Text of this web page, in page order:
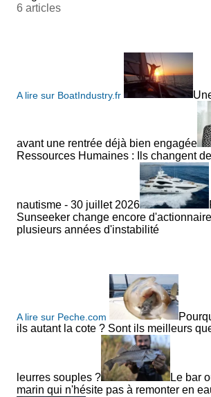
Types : Régates
Du 29 juillet au 3 août 2025
Lieu : Douarnenez
Entre régates en rade de Brest et
Du 25 au 31 août 2025
Type : Rassemblement
Alliant festival de jazz et
6 articles
A lire sur BoatIndustry.fr
avant une rentrée déjà bien engagée
Ressources Humaines : Ils changent
nautisme - 30 juillet 2026
Sunseeker change encore
plusieurs années d'instabilité
A lire sur Peche.com
ils autant la cote ? Sont ils meilleurs
leurres souples ?
Le bar
marin qui n'hésite pas à remonter en